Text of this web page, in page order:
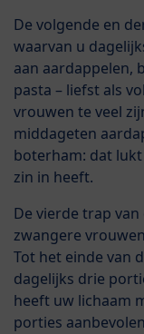
De volgende en
waarvan u
aan aardappelen,
pasta – liefst als
vrouwen te veel
middageten
boterham: dat
zin in heeft.
De vierde trap
zwangere
Tot het einde van
dagelijks drie
heeft uw lichaam
porties